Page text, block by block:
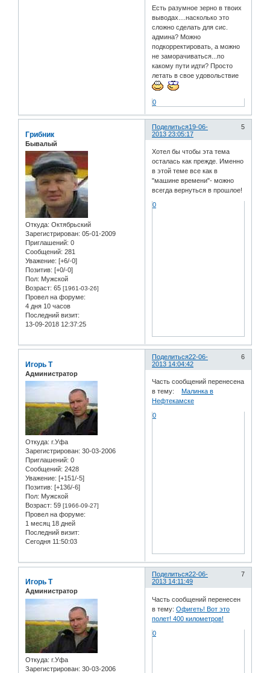
Есть разумное зерно в твоих
выводах....насколько это
сложно сделать для сис.
админа? Можно
подкорректировать, а можно
не заморачиваться...по
какому пути идти? Просто
летать в свое удовольствие
0
Поделиться 5
19-06-
2013 23:05:17
Грибник
Бывалый
Откуда: Октябрьский
Зарегистрирован: 05-01-2009
Приглашений: 0
Сообщений: 281
Уважение: [+6/-0]
Позитив: [+0/-0]
Пол: Мужской
Возраст: 65 [1961-03-26]
Провел на форуме:
4 дня 10 часов
Последний визит:
13-09-2018 12:37:25
Хотел бы чтобы эта тема
осталась как прежде. Именно
в этой теме все как в
"машине времени"- можно
всегда вернуться в прошлое!
0
Поделиться 6
22-06-
2013 14:04:42
Игорь Т
Администратор
Откуда: г.Уфа
Зарегистрирован: 30-03-2006
Приглашений: 0
Сообщений: 2428
Уважение: [+151/-5]
Позитив: [+136/-6]
Пол: Мужской
Возраст: 59 [1966-09-27]
Провел на форуме:
1 месяц 18 дней
Последний визит:
Сегодня 11:50:03
Часть сообщений перенесена
в тему: Малинка в
Нефтекамске
0
Поделиться 7
22-06-
2013 14:11:49
Игорь Т
Администратор
Откуда: г.Уфа
Зарегистрирован: 30-03-2006
Часть сообщений перенесен
в тему:Офигеть! Вот это
полет! 400 километров!
0